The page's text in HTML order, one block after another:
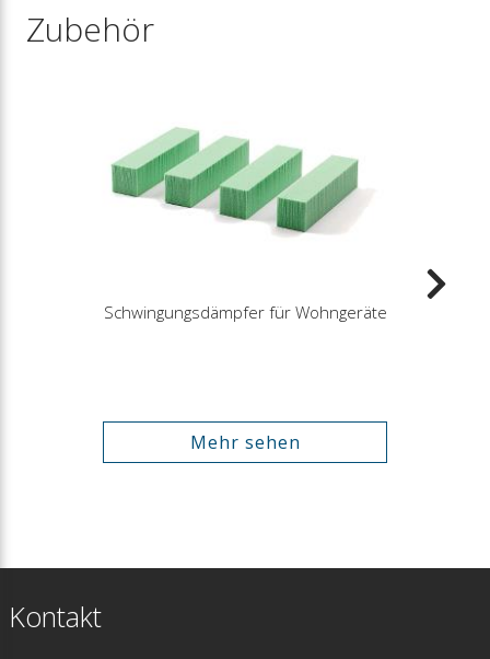
Zubehör
Schwingungsdämpfer für Wohngeräte
Mehr sehen
Kontakt